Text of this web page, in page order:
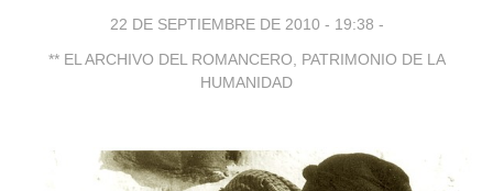
22 DE SEPTIEMBRE DE 2010 - 19:38 -
** EL ARCHIVO DEL ROMANCERO, PATRIMONIO DE LA
HUMANIDAD